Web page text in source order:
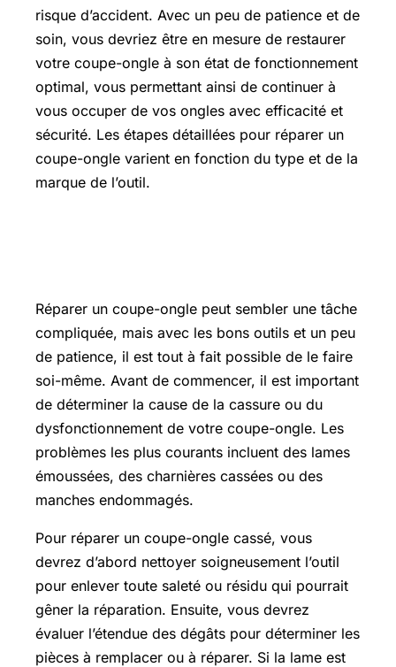
risque d’accident. Avec un peu de patience et de
soin, vous devriez être en mesure de restaurer
votre coupe-ongle à son état de fonctionnement
optimal, vous permettant ainsi de continuer à
vous occuper de vos ongles avec efficacité et
sécurité. Les étapes détaillées pour réparer un
coupe-ongle varient en fonction du type et de la
marque de l’outil.
Réparer un coupe-ongle peut sembler une tâche
compliquée, mais avec les bons outils et un peu
de patience, il est tout à fait possible de le faire
soi-même. Avant de commencer, il est important
de déterminer la cause de la cassure ou du
dysfonctionnement de votre coupe-ongle. Les
problèmes les plus courants incluent des lames
émoussées, des charnières cassées ou des
manches endommagés.
Pour réparer un coupe-ongle cassé, vous
devrez d’abord nettoyer soigneusement l’outil
pour enlever toute saleté ou résidu qui pourrait
gêner la réparation. Ensuite, vous devrez
évaluer l’étendue des dégâts pour déterminer les
pièces à remplacer ou à réparer. Si la lame est